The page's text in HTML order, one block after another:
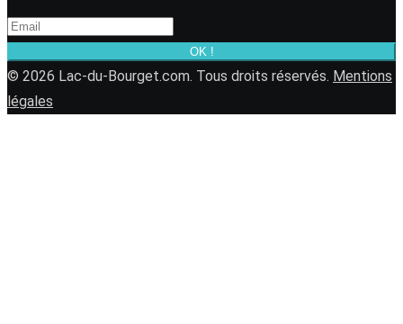
OK !
© 2026 Lac-du-Bourget.com. Tous droits réservés. Mentions
légales